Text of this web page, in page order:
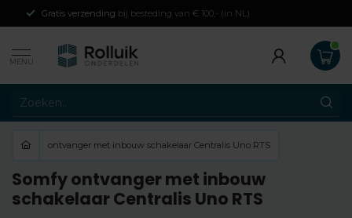
Gratis verzending bij besteding van € 100,- (in NL)
MENU
ontvanger met inbouw schakelaar Centralis Uno RTS
Somfy ontvanger met inbouw
schakelaar Centralis Uno RTS